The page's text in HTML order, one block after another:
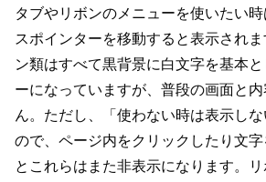
タブやリボンのメニューを使いたい
スポインターを移動すると表示され
ン類はすべて黒背景に白文字を基本
ーになっていますが、普段の画面と
ん。ただし、「使わない時は表示し
ので、ページ内をクリックしたり文
とこれらはまた非表示になります。